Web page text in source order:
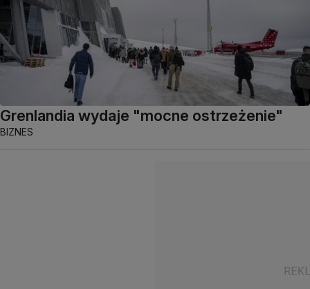
Grenlandia wydaje "mocne ostrzeżenie"
BIZNES